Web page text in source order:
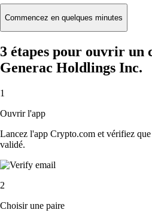
Commencez en quelques minutes
3 étapes pour ouvrir un
Generac Holdlings Inc.
1
Ouvrir l'app
Lancez l'app Crypto.com et vérifiez
validé.
2
Choisir une paire